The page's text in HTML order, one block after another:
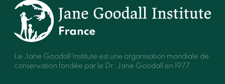
Le Jane Goodall Institute est une organisation mondiale de
conservation fondée par le Dr. Jane Goodall en 1977.